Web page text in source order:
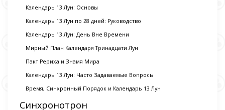
Календарь 13 Лун: Основы
Календарь 13 Лун по 28 дней: Руководство
Календарь 13 Лун: День Вне Времени
Мирный План Календаря Тринадцати Лун
Пакт Рериха и Знамя Мира
Календарь 13 Лун: Часто Задаваемые Вопросы
Время, Синхронный Порядок и Календарь 13 Лун
Синхронотрон